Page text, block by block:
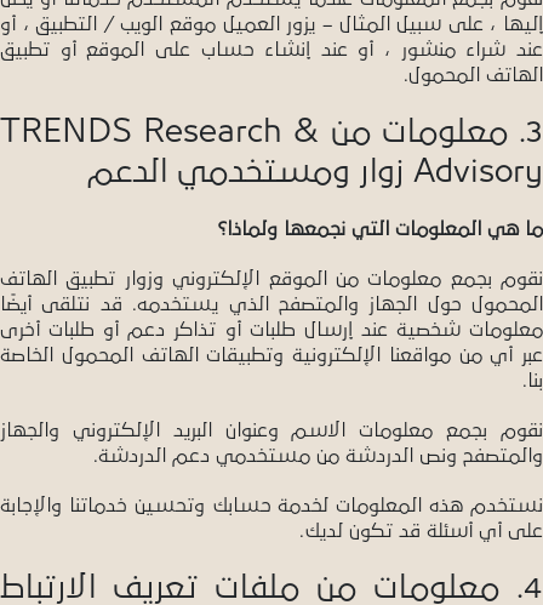
إليها ، على سبيل المثال – يزور العميل موقع الويب / التطبيق ، أو
عند شراء منشور ، أو عند إنشاء حساب على الموقع أو تطبيق
الهاتف المحمول.
3. معلومات من TRENDS Research &
Advisory زوار ومستخدمي الدعم
ما هي المعلومات التي نجمعها ولماذا؟
نقوم بجمع معلومات من الموقع الإلكتروني وزوار تطبيق الهاتف
المحمول حول الجهاز والمتصفح الذي يستخدمه. قد نتلقى أيضًا
معلومات شخصية عند إرسال طلبات أو تذاكر دعم أو طلبات أخرى
عبر أي من مواقعنا الإلكترونية وتطبيقات الهاتف المحمول الخاصة
بنا.
نقوم بجمع معلومات الاسم وعنوان البريد الإلكتروني والجهاز
والمتصفح ونص الدردشة من مستخدمي دعم الدردشة.
نستخدم هذه المعلومات لخدمة حسابك وتحسين خدماتنا والإجابة
على أي أسئلة قد تكون لديك.
4. معلومات من ملفات تعريف الارتباط